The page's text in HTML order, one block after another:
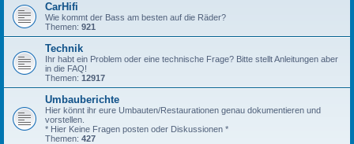
CarHifi
Wie kommt der Bass am besten auf die Räder?
Themen: 921
Technik
Ihr habt ein Problem oder eine technische Frage? Bitte stellt Anleitungen aber
in die FAQ!
Themen: 12917
Umbauberichte
Hier könnt ihr eure Umbauten/Restaurationen genau dokumentieren und
vorstellen.
* Hier Keine Fragen posten oder Diskussionen *
Themen: 427